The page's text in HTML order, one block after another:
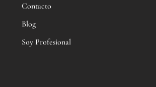
Contacto
Blog
Soy Profesional